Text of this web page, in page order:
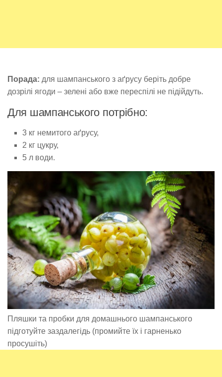
Порада: для шампанського з аґрусу беріть добре
дозрілі ягоди – зелені або вже переспілі не підійдуть.
Для шампанського потрібно:
3 кг немитого аґрусу,
2 кг цукру,
5 л води.
Пляшки та пробки для домашнього шампанського
підготуйте заздалегідь (промийте їх і гарненько
просушіть)